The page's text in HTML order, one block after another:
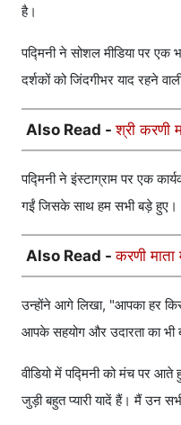
है।
पद्मिनी ने सोशल मीडिया पर एक
दर्शकों को जिंदगीभर याद रहने
Also Read -श्री करणी
पद्मिनी ने इंस्टाग्राम पर एक
गईं जिसके साथ हम सभी बड़े हुए।
Also Read -करणी
उन्होंने आगे लिखा, "आपका हर
आपके सहयोग और उदारता का भी
वीडियो में पद्मिनी को मंच पर
जुड़ी बहुत प्यारी यादें हैं। मैं उन